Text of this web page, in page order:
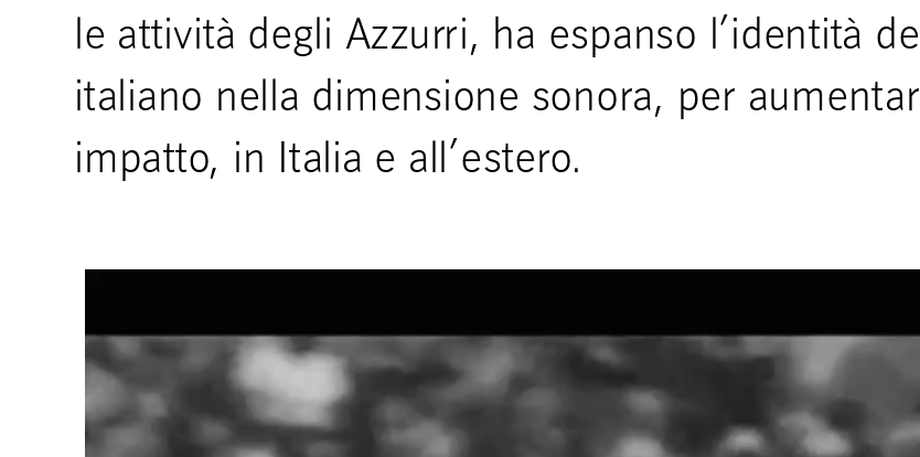
le attività degli Azzurri, ha espanso l’identità
italiano nella dimensione sonora, per
impatto, in Italia e all’estero.